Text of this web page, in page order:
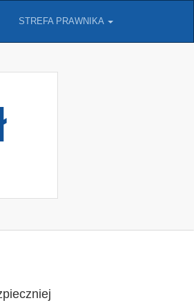
STREFA PRAWNIKA